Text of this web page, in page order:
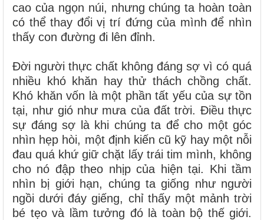
cao của ngọn núi, nhưng chúng ta hoàn toàn
có thể thay đổi vị trí đứng của mình để nhìn
thấy con đường đi lên đỉnh.
Đời người thực chất không đáng sợ vì có quá
nhiều khó khăn hay thử thách chồng chất.
Khó khăn vốn là một phần tất yếu của sự tồn
tại, như gió như mưa của đất trời. Điều thực
sự đáng sợ là khi chúng ta để cho một góc
nhìn hẹp hòi, một định kiến cũ kỹ hay một nỗi
đau quá khứ giữ chặt lấy trái tim mình, không
cho nó đập theo nhịp của hiện tại. Khi tầm
nhìn bị giới hạn, chúng ta giống như người
ngồi dưới đáy giếng, chỉ thấy một mảnh trời
bé tẹo và lầm tưởng đó là toàn bộ thế giới.